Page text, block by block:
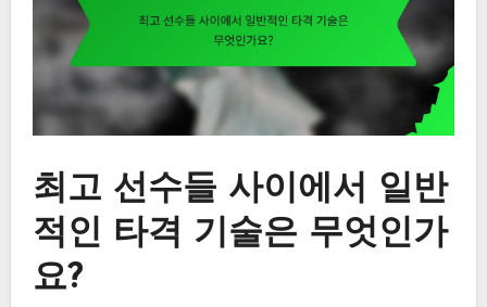
최고 선수들 사이에서 일반
적인 타격 기술은 무엇인가
요?